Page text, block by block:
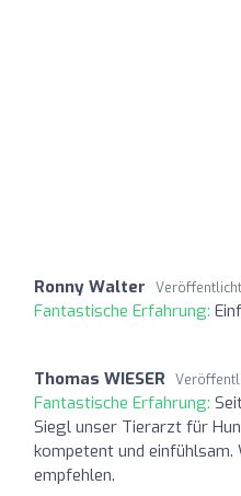
Ronny Walter
Fantastische Erfahrung:
Thomas WIESER
Fantastische Erfahrung:
Siegl unser Tierarzt für
kompetent und einfühlsam.
empfehlen.